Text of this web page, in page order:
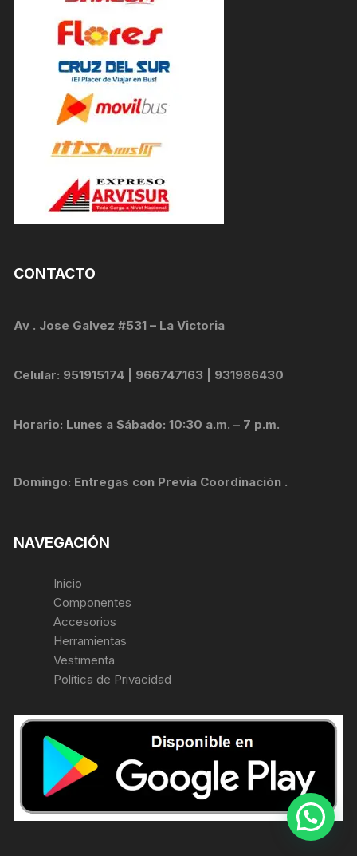
CONTACTO
Av . Jose Galvez #531 – La Victoria
Celular: 951915174 | 966747163 | 931986430
Horario: Lunes a Sábado: 10:30 a.m. – 7 p.m.
Domingo: Entregas con Previa Coordinación .
NAVEGACIÓN
Inicio
Componentes
Accesorios
Herramientas
Vestimenta
Política de Privacidad